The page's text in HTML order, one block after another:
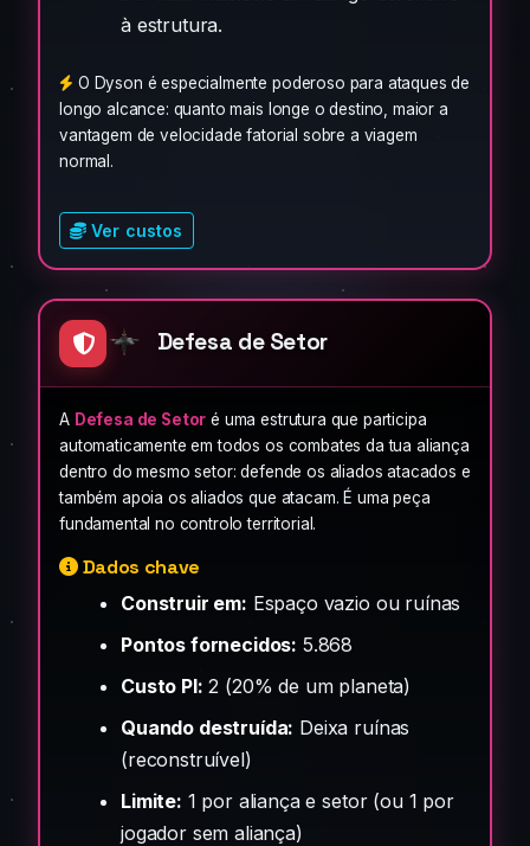
à estrutura.
O Dyson é especialmente poderoso para ataques de
longo alcance: quanto mais longe o destino, maior a
vantagem de velocidade fatorial sobre a viagem
normal.
Ver custos
Defesa de Setor
A Defesa de Setor é uma estrutura que participa
automaticamente em todos os combates da tua aliança
dentro do mesmo setor: defende os aliados atacados e
também apoia os aliados que atacam. É uma peça
fundamental no controlo territorial.
Dados chave
Construir em: Espaço vazio ou ruínas
Pontos fornecidos: 5.868
Custo PI: 2 (20% de um planeta)
Quando destruída: Deixa ruínas
(reconstruível)
Limite: 1 por aliança e setor (ou 1 por
jogador sem aliança)